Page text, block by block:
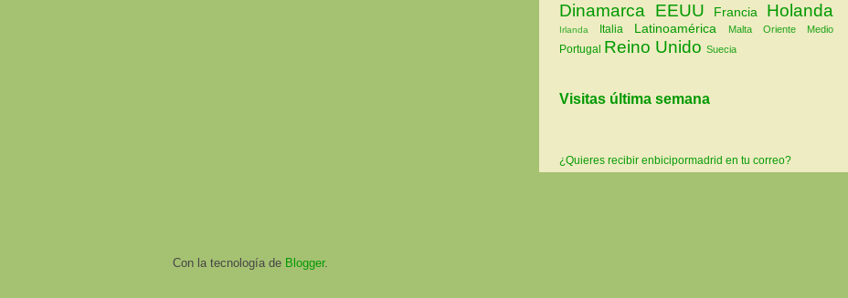
Dinamarca EEUU Francia Holanda
Irlanda Italia Latinoamérica Malta Oriente Medio
Portugal Reino Unido Suecia
Visitas última semana
¿Quieres recibir enbicipormadrid en tu correo?
Con la tecnología de Blogger.